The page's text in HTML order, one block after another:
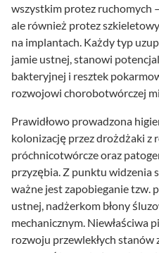
wszystkim protez ruchomych
ale również protez
na implantach. Każdy typ
jamie ustnej, stanowi
bakteryjnej i resztek
rozwojowi chorobotwórczej
Prawidłowo prowadzona
kolonizację przez drożdżaki z
próchnicotwórcze oraz
przyzębia. Z punktu widzenia
ważne jest zapobieganie tzw.
ustnej, nadżerkom błony
mechanicznym. Niewłaściwa
rozwoju przewlekłych stanów